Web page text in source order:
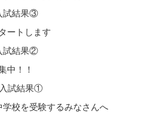
試結果③
ートします
試結果②
中！！
試結果①
校を受験するみなさんへ